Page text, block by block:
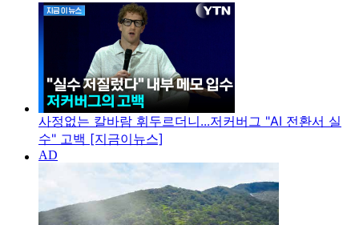
사정없는 칼바람 휘두르더니...저커버그 "AI 전환서 실
수" 고백 [지금이뉴스]